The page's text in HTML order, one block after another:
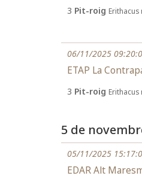
3 Pit-roig Erithacus
06/11/2025
ETAP La
3 Pit-roig Erithacus
5 de
05/11/2025
EDAR Alt